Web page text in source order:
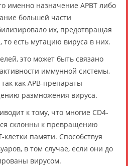
именно назначение АРВТ либо
большей части
их, предотвращая
то есть мутацию вируса в них.
это может быть связано
иммунной системы,
как АРВ-препараты
размножения вируса.
к тому, что многие CD4-
склонны к превращению
памяти. Способствуя
в том случае, если они до
вирусом.